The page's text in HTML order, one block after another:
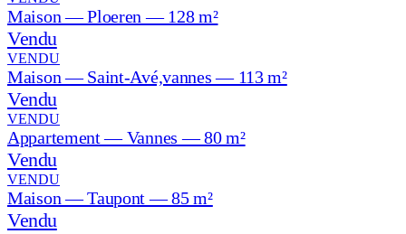
Maison — Ploeren — 128 m²
Vendu
VENDU
Maison — Saint-Avé,vannes — 113 m²
Vendu
VENDU
Appartement — Vannes — 80 m²
Vendu
VENDU
Maison — Taupont — 85 m²
Vendu